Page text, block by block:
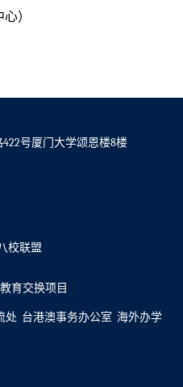
）
号厦门大学颂恩楼8楼
校联盟
育交换项目
处 台港澳事务办公室 海外办学